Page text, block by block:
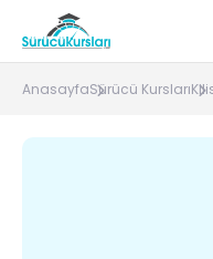
AnasayfaSürücü Kursları